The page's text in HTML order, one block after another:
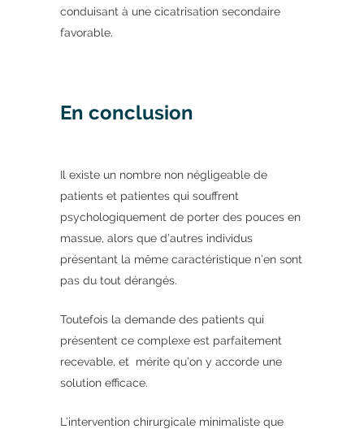
conduisant à une cicatrisation secondaire
favorable.
En conclusion
Il existe un nombre non négligeable de
patients et patientes qui souffrent
psychologiquement de porter des pouces en
massue, alors que d’autres individus
présentant la même caractéristique n’en sont
pas du tout dérangés.
Toutefois la demande des patients qui
présentent ce complexe est parfaitement
recevable, et mérite qu’on y accorde une
solution efficace.
L’intervention chirurgicale minimaliste que